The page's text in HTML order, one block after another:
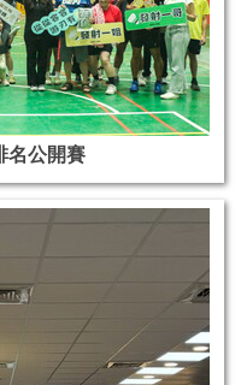
名公開賽